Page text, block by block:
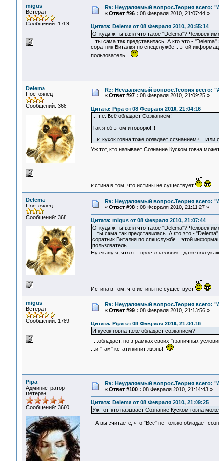
migus
Ветеран
Сообщений: 1789
Re: Неудаляемый вопрос.Теория всего:
« Ответ #96 : 08 Февраля 2010, 21:07:44 »
Цитата: Delema от 08 Февраля 2010, 20:55:14
Откуда ж ты взял что такое "Delema"? Человек
...ты сама так представилась. А кто это -
соратник Виталия по спецслужбе... этой
пользователь...
Delema
Постоялец
Сообщений: 368
Re: Неудаляемый вопрос.Теория всего:
« Ответ #97 : 08 Февраля 2010, 21:09:25 »
Цитата: Pipa от 08 Февраля 2010, 21:04:16
... т.е. Всё обладает Сознанием!
Так я об этом и говорю!!!!
И кусок говна тоже обладает сознанием? Или
Уж тот, кто называет Сознание Куском говна
Истина в том, что истины не существует
Delema
Постоялец
Сообщений: 368
Re: Неудаляемый вопрос.Теория всего:
« Ответ #98 : 08 Февраля 2010, 21:11:27 »
Цитата: migus от 08 Февраля 2010, 21:07:44
Откуда ж ты взял что такое "Delema"? Человек
...ты сама так представилась. А кто это -
соратник Виталия по спецслужбе... этой
пользователь...
Ну скажу я, что я - просто человек , даже пол
Истина в том, что истины не существует
migus
Ветеран
Сообщений: 1789
Re: Неудаляемый вопрос.Теория всего:
« Ответ #99 : 08 Февраля 2010, 21:13:56 »
Цитата: Pipa от 08 Февраля 2010, 21:04:16
И кусок говна тоже обладает сознанием?
...обладает, но в рамках своих "граничных
...и "там" кстати кипит жизнь!
Pipa
Администратор
Ветеран
Сообщений: 3660
Re: Неудаляемый вопрос.Теория всего:
« Ответ #100 : 08 Февраля 2010, 21:14:43 »
Цитата: Delema от 08 Февраля 2010, 21:09:25
Уж тот, кто называет Сознание Куском говна
А вы считаете, что "Всё" не только обладает